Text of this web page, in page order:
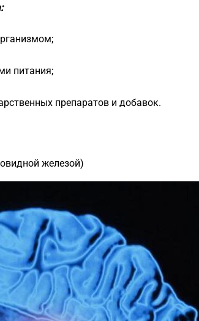
питания;
препаратов и добавок.
железой)